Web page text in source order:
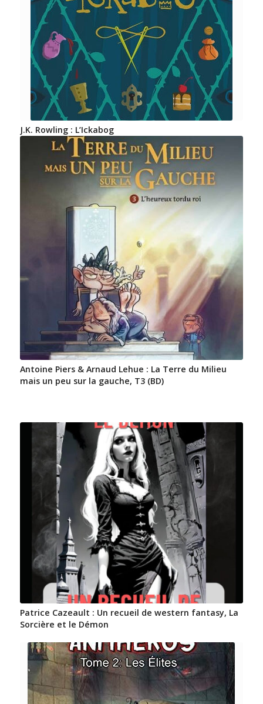
J.K. Rowling : L’Ickabog
Antoine Piers & Arnaud Lehue : La Terre du Milieu
mais un peu sur la gauche, T3 (BD)
Patrice Cazeault : Un recueil de western fantasy, La
Sorcière et le Démon